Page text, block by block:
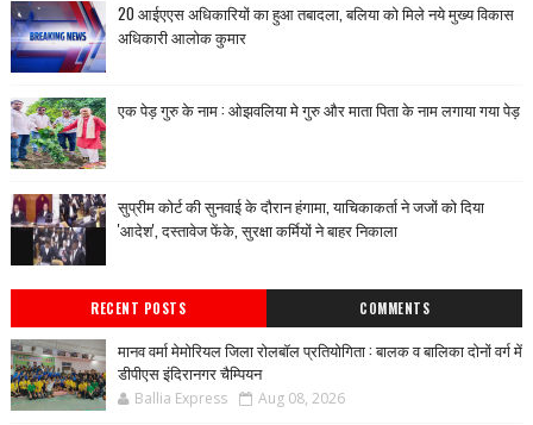
20 आईएएस अधिकारियों का हुआ तबादला, बलिया को मिले नये मुख्य विकास
अधिकारी आलोक कुमार
एक पेड़ गुरु के नाम : ओझवलिया मे गुरु और माता पिता के नाम लगाया गया पेड़
सुप्रीम कोर्ट की सुनवाई के दौरान हंगामा, याचिकाकर्ता ने जजों को दिया
'आदेश', दस्तावेज फेंके, सुरक्षा कर्मियों ने बाहर निकाला
RECENT POSTS COMMENTS
मानव वर्मा मेमोरियल जिला रोलबॉल प्रतियोगिता : बालक व बालिका दोनों वर्ग में
डीपीएस इंदिरानगर चैम्पियन
Ballia Express Aug 08, 2026